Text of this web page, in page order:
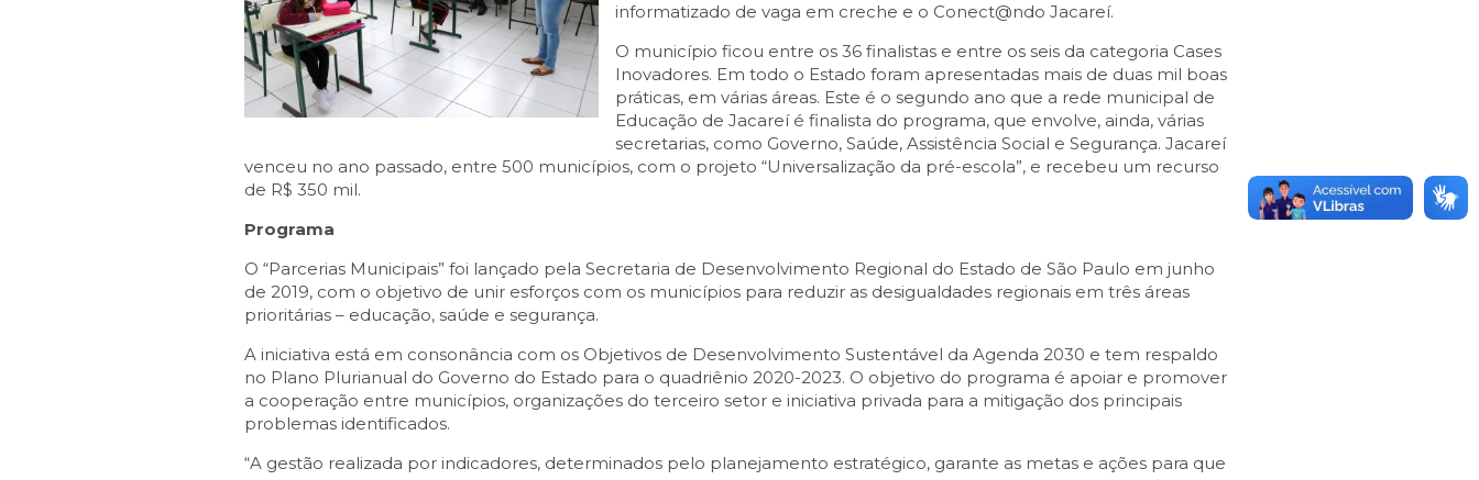
informatizado de vaga em creche e o Conect@ndo Jacareí.
O município ficou entre os 36 finalistas e entre os seis da categoria Cases
Inovadores. Em todo o Estado foram apresentadas mais de duas mil boas
práticas, em várias áreas. Este é o segundo ano que a rede municipal de
Educação de Jacareí é finalista do programa, que envolve, ainda, várias
secretarias, como Governo, Saúde, Assistência Social e Segurança. Jacareí
venceu no ano passado, entre 500 municípios, com o projeto “Universalização da pré-escola”, e recebeu um recurso
de R$ 350 mil.
Programa
O “Parcerias Municipais” foi lançado pela Secretaria de Desenvolvimento Regional do Estado de São Paulo em junho
de 2019, com o objetivo de unir esforços com os municípios para reduzir as desigualdades regionais em três áreas
prioritárias – educação, saúde e segurança.
A iniciativa está em consonância com os Objetivos de Desenvolvimento Sustentável da Agenda 2030 e tem respaldo
no Plano Plurianual do Governo do Estado para o quadriênio 2020-2023. O objetivo do programa é apoiar e promover
a cooperação entre municípios, organizações do terceiro setor e iniciativa privada para a mitigação dos principais
problemas identificados.
“A gestão realizada por indicadores, determinados pelo planejamento estratégico, garante as metas e ações para que